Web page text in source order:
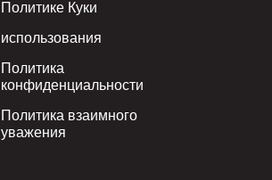
Политике Куки
использования
Политика
конфиденциальности
Политика взаимного
уважения